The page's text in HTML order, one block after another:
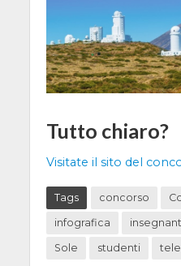
Tutto chiaro?
Visitate il sito del
Tags concorso
infografica
Sole studenti